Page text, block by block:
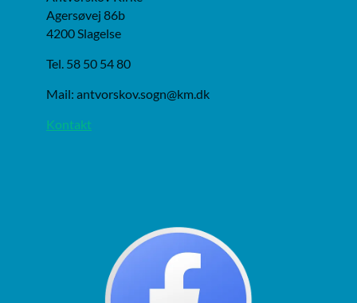
Agersøvej 86b
4200 Slagelse
Tel. 58 50 54 80
Mail: antvorskov.sogn@km.dk
Kontakt